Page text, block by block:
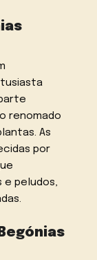
renomado
As
por
peludos,